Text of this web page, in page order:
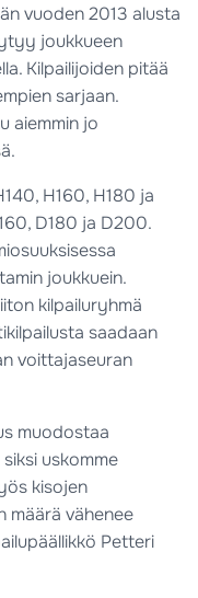
vuoden 2013 alusta
joukkueen
Kilpailijoiden pitää
sarjaan.
aiemmin jo
H160, H180 ja
D180 ja D200.
joukkuein.
kilpailuryhmä
saadaan
voittajaseuran
muodostaa
uskomme
kisojen
määrä vähenee
Petteri